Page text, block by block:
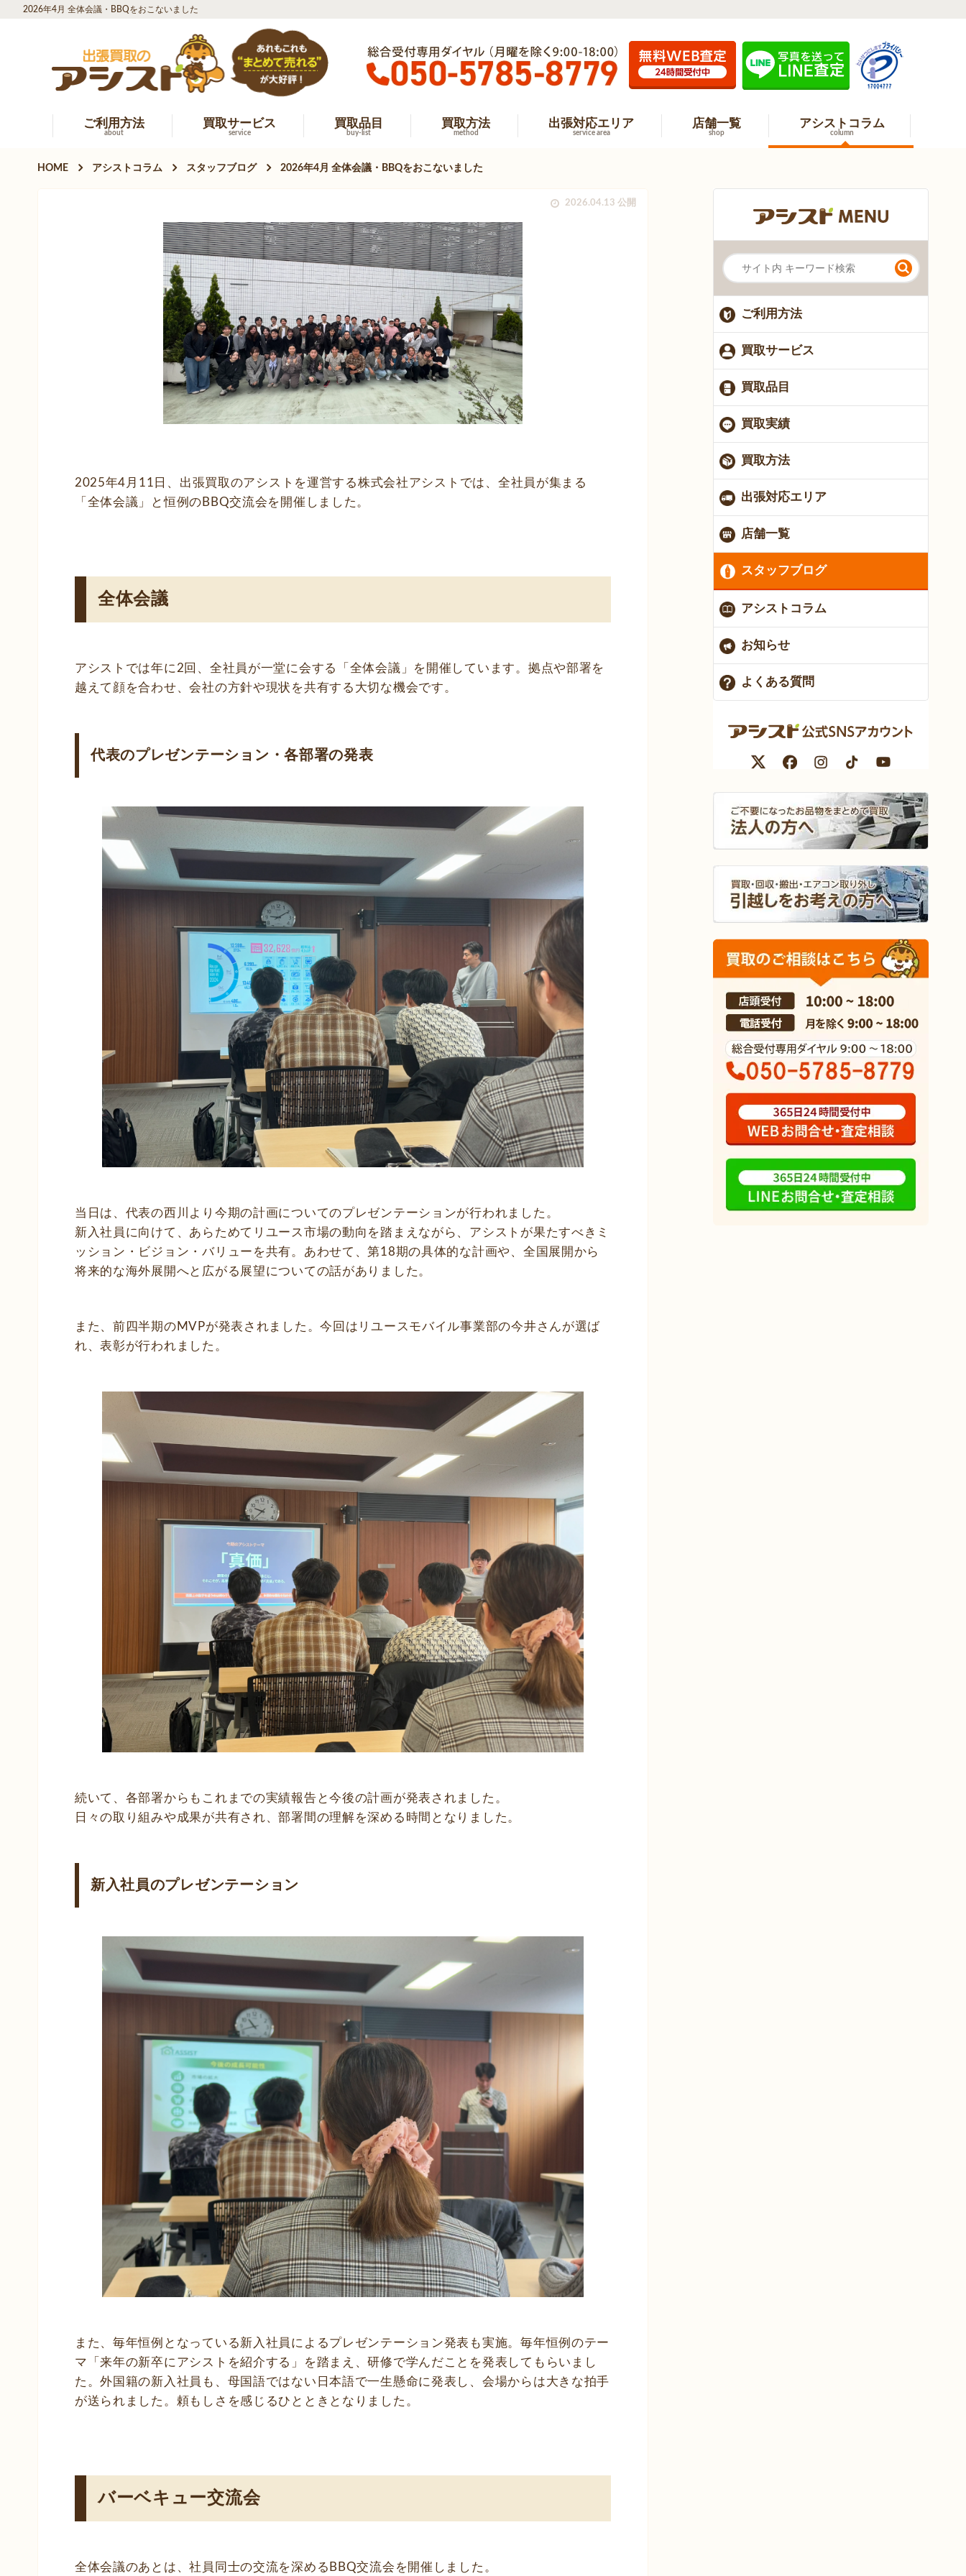
2026年4月 全体会議・BBQをおこないました
ご利用方法
about
買取サービス
service
買取品目
buy-list
買取方法
method
出張対応エリア
service area
店舗一覧
shop
アシストコラム
column
HOME アシストコラム スタッフブログ 2026年4月 全体会議・BBQをおこないました
2026.04.13 公開
2025年4月11日、出張買取のアシストを運営する株式会社アシストでは、全社員が集まる
「全体会議」と恒例のBBQ交流会を開催しました。
全体会議
アシストでは年に2回、全社員が一堂に会する「全体会議」を開催しています。拠点や部署を
越えて顔を合わせ、会社の方針や現状を共有する大切な機会です。
代表のプレゼンテーション・各部署の発表
当日は、代表の西川より今期の計画についてのプレゼンテーションが行われました。
新入社員に向けて、あらためてリユース市場の動向を踏まえながら、アシストが果たすべきミ
ッション・ビジョン・バリューを共有。あわせて、第18期の具体的な計画や、全国展開から
将来的な海外展開へと広がる展望についての話がありました。
また、前四半期のMVPが発表されました。今回はリユースモバイル事業部の今井さんが選ば
れ、表彰が行われました。
続いて、各部署からもこれまでの実績報告と今後の計画が発表されました。
日々の取り組みや成果が共有され、部署間の理解を深める時間となりました。
新入社員のプレゼンテーション
また、毎年恒例となっている新入社員によるプレゼンテーション発表も実施。毎年恒例のテー
マ「来年の新卒にアシストを紹介する」を踏まえ、研修で学んだことを発表してもらいまし
た。外国籍の新入社員も、母国語ではない日本語で一生懸命に発表し、会場からは大きな拍手
が送られました。頼もしさを感じるひとときとなりました。
バーベキュー交流会
全体会議のあとは、社員同士の交流を深めるBBQ交流会を開催しました。
ご利用方法
買取サービス
買取品目
買取実績
買取方法
出張対応エリア
店舗一覧
スタッフブログ
アシストコラム
お知らせ
よくある質問